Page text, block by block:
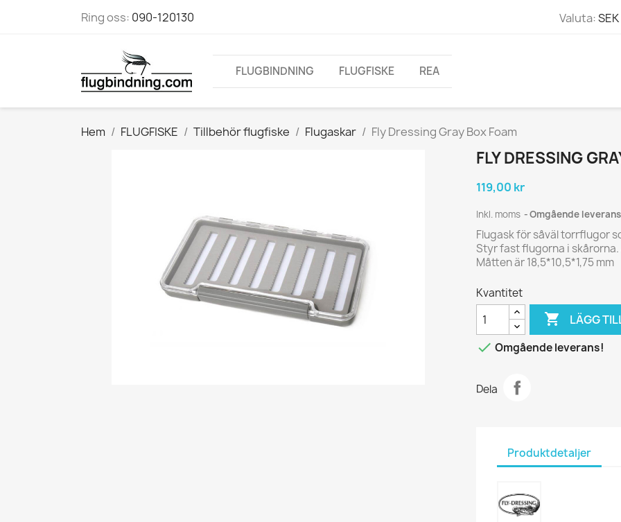
Ring oss: 090-120130 Valuta:
FLUGBINDNING FLUGFISKE REA
Hem FLUGFISKE Tillbehör flugfiske Flugaskar Fly Dressing Gray Box Foam
FLY DRESSING
119,00 kr
Inkl. moms Omgående
Flugask för såväl torrflugor
Styr fast flugorna i
Måtten är 18,5*10,5*1,75 mm
Kvantitet
 LÄGG
 Omgående leverans!
Dela
Produktdetaljer